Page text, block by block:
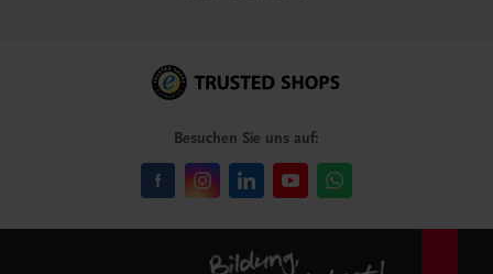
Besuchen Sie uns auf: